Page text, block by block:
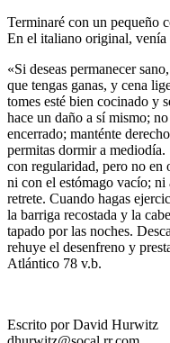
Terminaré con un pequeño
En el italiano original, venía
«Si deseas permanecer
que tengas ganas, y cena
tomes esté bien cocinado y
hace un daño a sí mismo;
encerrado; manténte
permitas dormir a
con regularidad, pero no en
ni con el estómago vacío;
retrete. Cuando hagas
la barriga recostada y la
tapado por las noches.
rehuye el desenfreno y
Atlántico 78 v.b.
Escrito por David Hurwitz